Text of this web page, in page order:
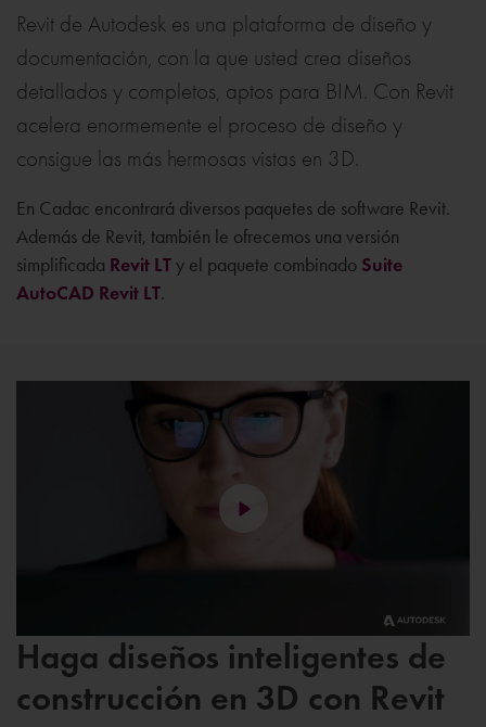
Revit de Autodesk es una plataforma de diseño y
documentación, con la que usted crea diseños
detallados y completos, aptos para BIM. Con Revit
acelera enormemente el proceso de diseño y
consigue las más hermosas vistas en 3D.
En Cadac encontrará diversos paquetes de software Revit.
Además de Revit, también le ofrecemos una versión
simplificada Revit LTy el paquete combinado Suite
AutoCAD Revit LT.
Haga diseños inteligentes de
construcción en 3D con Revit